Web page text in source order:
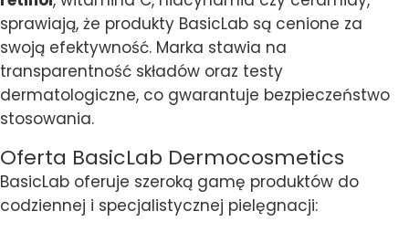
sprawiają, że produkty BasicLab są cenione za
swoją efektywność. Marka stawia na
transparentność składów oraz testy
dermatologiczne, co gwarantuje bezpieczeństwo
stosowania.
Oferta BasicLab Dermocosmetics
BasicLab oferuje szeroką gamę produktów do
codziennej i specjalistycznej pielęgnacji: